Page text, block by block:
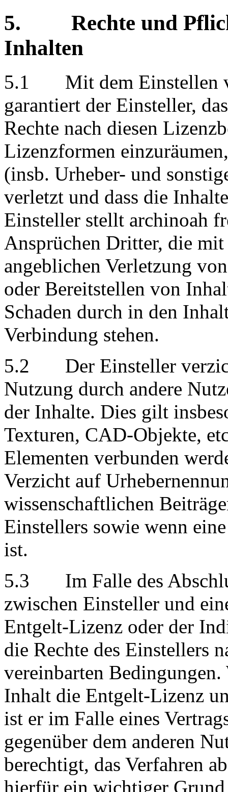
5. Rechte und
Inhalten
5.1 Mit dem Einstellen
garantiert der Einsteller,
Rechte nach diesen
Lizenzformen
(insb. Urheber- und
verletzt und dass die
Einsteller stellt archinoah
Ansprüchen Dritter, die
angeblichen Verletzung
oder Bereitstellen von
Schaden durch in den
Verbindung stehen.
5.2 Der Einsteller
Nutzung durch andere
der Inhalte. Dies gilt
Texturen, CAD-Objekte,
Elementen verbunden
Verzicht auf
wissenschaftlichen
Einstellers sowie wenn
ist.
5.3 Im Falle des
zwischen Einsteller und
Entgelt-Lizenz oder der
die Rechte des Einstellers
vereinbarten
Inhalt die Entgelt-Lizenz
ist er im Falle eines
gegenüber dem anderen
berechtigt, das Verfahren
hierfür ein wichtiger